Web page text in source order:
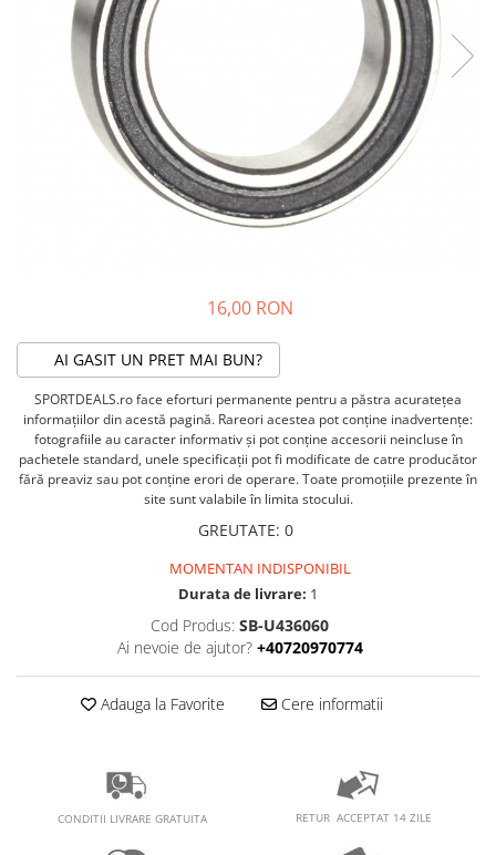
18" (varsta 5-7 ani)
16" (varsta 4-6 ani)
14" (varsta 3-5 ani)
12" (varsta 2-4 ani)
BALANCE BIKE (varsta 2-3 ani)
SONERII
ALTE ACCESORII
SUPORTI/STANDURI
SCAUNE COPII
COMPONENTE
ANVELOPE SI CAMERE
PIESE E-BIKE
ROTI SI PIESE
RULMENTI
SEI SI COMPONENTE
TRANSMISIE
HANORACE
INCALTAMINTE
HUSE PANTOFI
PANTOFI CASUAL
PANTOFI CICLISM
ARMURI
PROTECTII GENUNCHI
ALTE PROTECTII
PANTALONI PROTECTIE
RECUPERARE SI INGRIJIRE
SEPCI /CACIULI / BANDANE
PROSOAPE FITNESS/YOGA
BANDAJE/PROTECTII/RECUPERARE
FLEXORI
SALTELE/COVOARE/PAVAJE
16,00 RON
AI GASIT UN PRET MAI BUN?
SPORTDEALS.ro face eforturi permanente pentru a păstra acurateţea
informaţiilor din acestă pagină. Rareori acestea pot conţine inadvertenţe:
fotografiile au caracter informativ şi pot conţine accesorii neincluse în
pachetele standard, unele specificaţii pot fi modificate de catre producător
fără preaviz sau pot conţine erori de operare. Toate promoţiile prezente în
site sunt valabile în limita stocului.
GREUTATE: 0
MOMENTAN INDISPONIBIL
Durata de livrare: 1
Cod Produs: SB-U436060
Ai nevoie de ajutor? +40720970774
Adauga la Favorite Cere informatii
CONDITII LIVRARE GRATUITA RETUR ACCEPTAT 14 ZILE